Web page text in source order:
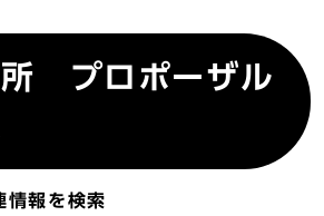
所 プロポーザル
情報を検索